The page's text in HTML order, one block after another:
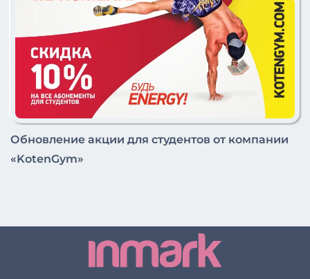
Обновление акции для студентов от компании
«KotenGym»